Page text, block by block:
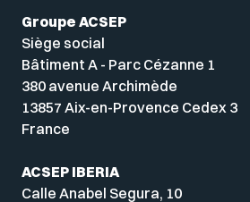
Groupe ACSEP
Siège social
Bâtiment A - Parc Cézanne 1
380 avenue Archimède
13857 Aix-en-Provence Cedex 3
France
ACSEP IBERIA
Calle Anabel Segura, 10